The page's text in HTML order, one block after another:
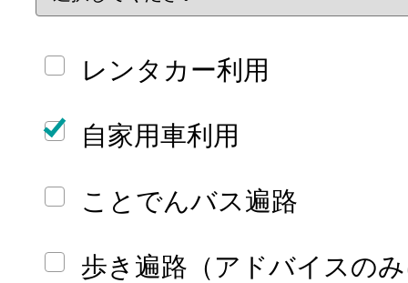
レンタカー利用
自家用車利用
ことでんバス遍路
歩き遍路（アドバイスの